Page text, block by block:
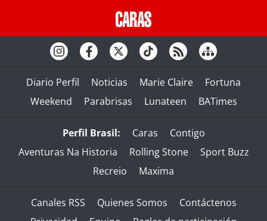
Diario Perfil Noticias Marie Claire
Fortuna
Weekend
Parabrisas Lunateen BATimes
Perfil Brasil: Caras
Contigo
Aventuras Na Historia
Rolling Stone
Sport Buzz
Recreio
Maxima
Canales RSS Quienes Somos
Contáctenos